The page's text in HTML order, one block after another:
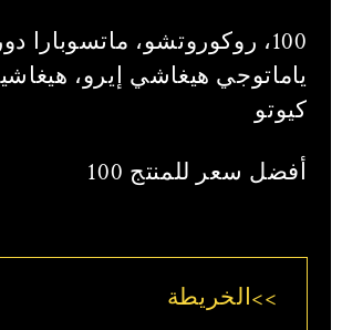
100، روكوروتشو، ماتسوبارا
ياماتوجي هيغاشي إيرو،
كيوتو
أفضل سعر للمنتج 100
>>الخريطة